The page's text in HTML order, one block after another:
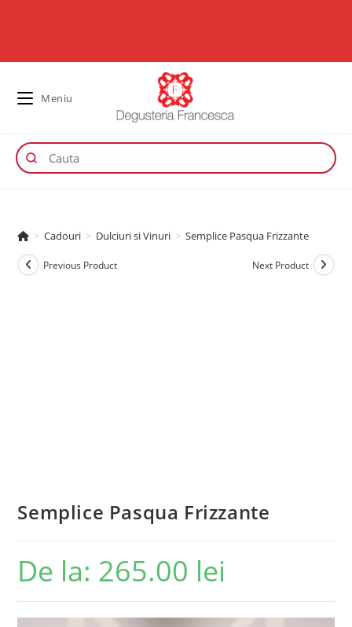
Meniu
> Cadouri > Dulciuri si Vinuri > Semplice Pasqua Frizzante
Previous Product Next Product
Semplice Pasqua Frizzante
De la: 265.00 lei